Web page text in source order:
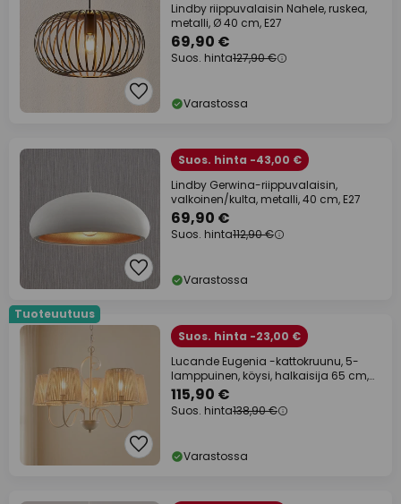
Lindby riippuvalaisin Nahele, ruskea,
metalli, Ø 40 cm, E27
69,90 €
Suos. hinta127,90 €
Varastossa
Suos. hinta -43,00 €
Lindby Gerwina-riippuvalaisin,
valkoinen/kulta, metalli, 40 cm, E27
69,90 €
Suos. hinta112,90 €
Varastossa
Tuoteuutuus
Suos. hinta -23,00 €
Lucande Eugenia -kattokruunu, 5-
lamppuinen, köysi, halkaisija 65 cm,
beige
115,90 €
Suos. hinta138,90 €
Varastossa